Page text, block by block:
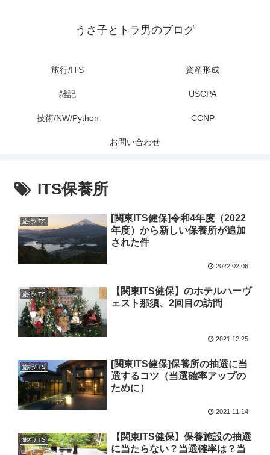
うさ子とトラ男のブログ
旅行/ITS 資産形成
雑記 USCPA
技術/NW/Python CCNP
お問い合わせ
ITS保養所
旅行/ITS
[関東ITS健保]令和4年度（2022
年度）から新しい保養所が追加
された件
2022.02.06
旅行/ITS
【関東ITS健保】のホテルハーヴ
ェスト那須、2回目の訪問
2021.12.25
旅行/ITS
[関東ITS健保]保養所の抽選に当
選するコツ（当選確率アップの
ために）
2021.11.14
旅行/ITS
【関東ITS健保】保養施設の抽選
に当たらない？当選確率は？当